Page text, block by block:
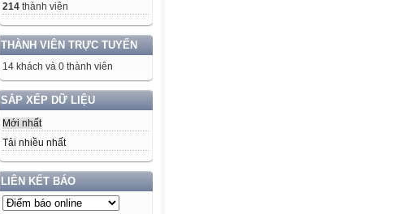
214 thành viên
THÀNH VIÊN TRỰC TUYẾN
14 khách và 0 thành viên
SẮP XẾP DỮ LIỆU
Mới nhất
Tải nhiều nhất
LIÊN KẾT BÁO